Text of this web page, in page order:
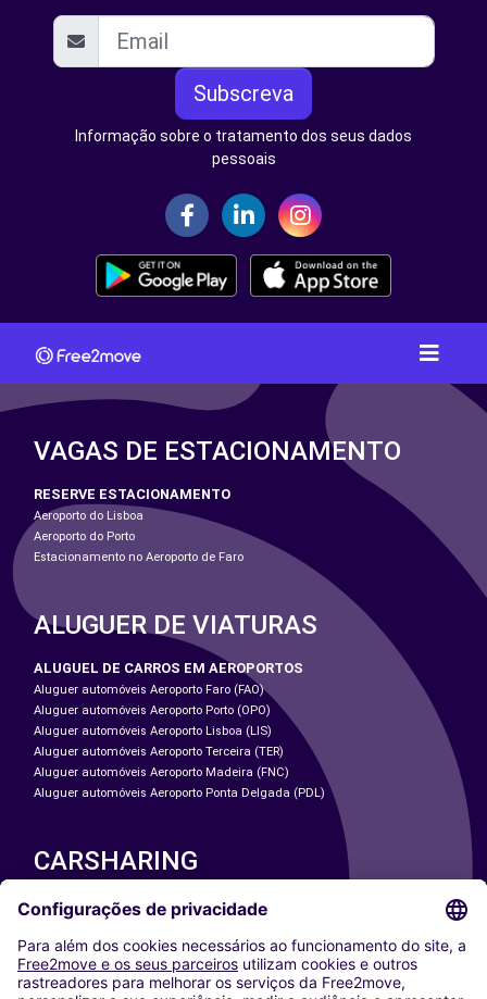
Subscreva
Informação sobre o tratamento dos seus dados
pessoais
VAGAS DE ESTACIONAMENTO
RESERVE ESTACIONAMENTO
Aeroporto do Lisboa
Aeroporto do Porto
Estacionamento no Aeroporto de Faro
ALUGUER DE VIATURAS
ALUGUEL DE CARROS EM AEROPORTOS
Aluguer automóveis Aeroporto Faro (FAO)
Aluguer automóveis Aeroporto Porto (OPO)
Aluguer automóveis Aeroporto Lisboa (LIS)
Aluguer automóveis Aeroporto Terceira (TER)
Aluguer automóveis Aeroporto Madeira (FNC)
Aluguer automóveis Aeroporto Ponta Delgada (PDL)
CARSHARING
NOSSAS CIDADES
Washington DC
Milan
Rome